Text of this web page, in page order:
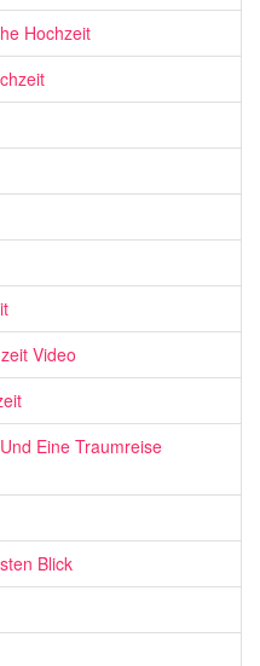
Hochzeit
Video
Eine Traumreise
Blick